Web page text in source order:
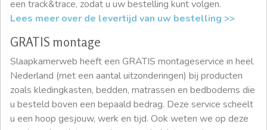
een track&trace, zodat u uw bestelling kunt volgen.
Lees meer over de levertijd van uw bestelling >>
GRATIS montage
Slaapkamerweb heeft een GRATIS montageservice in heel
Nederland (met een aantal uitzonderingen) bij producten
zoals kledingkasten, bedden, matrassen en bedbodems die
u besteld boven een bepaald bedrag. Deze service scheelt
u een hoop gesjouw, werk en tijd. Ook weten we op deze